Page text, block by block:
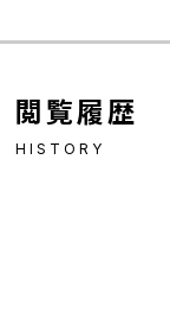
閲覧履歴
HISTORY